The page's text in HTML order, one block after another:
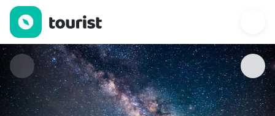
Royal Travel Jordan — Touren & Aktivitäten | Up to 35% off |